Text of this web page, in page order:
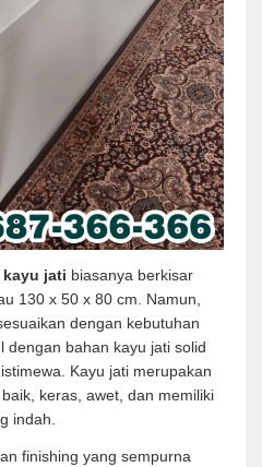
jati biasanya berkisar
130 x 50 x 80 cm. Namun,
dengan kebutuhan
dengan bahan kayu jati solid
Kayu jati merupakan
keras, awet, dan memiliki
indah.
finishing yang sempurna